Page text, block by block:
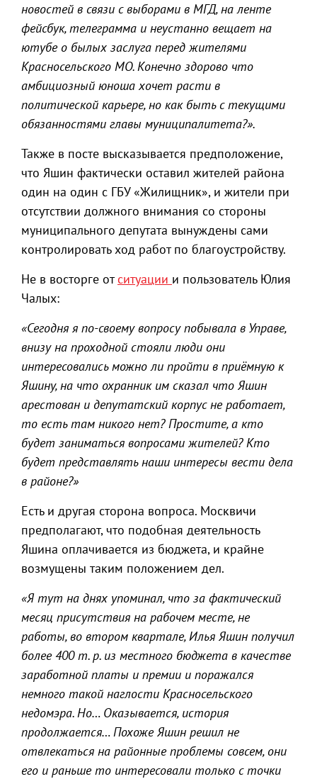
новостей в связи с выборами в МГД, на ленте
фейсбук, телеграмма и неустанно вещает на
ютубе о былых заслуга перед жителями
Красносельского МО. Конечно здорово что
амбициозный юноша хочет расти в
политической карьере, но как быть с текущими
обязанностями главы муниципалитета?».
Также в посте высказывается предположение,
что Яшин фактически оставил жителей района
один на один с ГБУ «Жилищник», и жители при
отсутствии должного внимания со стороны
муниципального депутата вынуждены сами
контролировать ход работ по благоустройству.
Не в восторге отситуации и пользователь Юлия
Чалых:
«Сегодня я по-своему вопросу побывала в Управе,
внизу на проходной стояли люди они
интересовались можно ли пройти в приёмную к
Яшину, на что охранник им сказал что Яшин
арестован и депутатский корпус не работает,
то есть там никого нет? Простите, а кто
будет заниматься вопросами жителей? Кто
будет представлять наши интересы вести дела
в районе?»
Есть и другая сторона вопроса. Москвичи
предполагают, что подобная деятельность
Яшина оплачивается из бюджета, и крайне
возмущены таким положением дел.
«Я тут на днях упоминал, что за фактический
месяц присутствия на рабочем месте, не
работы, во втором квартале, Илья Яшин получил
более 400 т. р. из местного бюджета в качестве
заработной платы и премии и поражался
немного такой наглости Красносельского
недомэра. Но… Оказывается, история
продолжается… Похоже Яшин решил не
отвлекаться на районные проблемы совсем, они
его и раньше то интересовали только с точки